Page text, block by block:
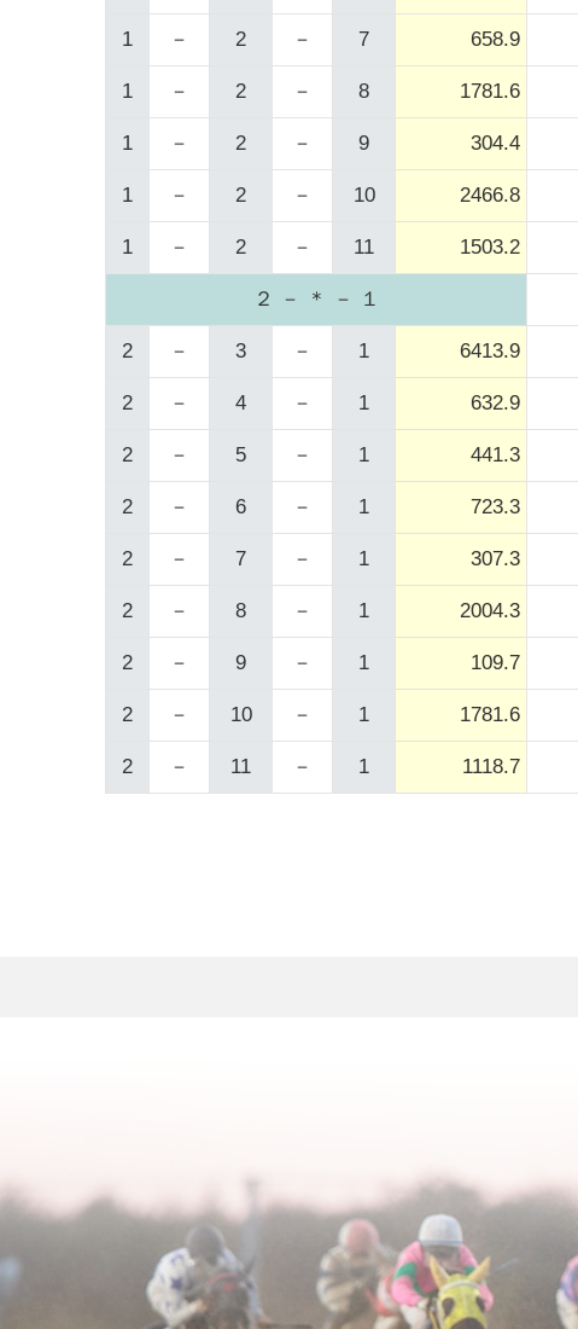
1 － 2 － 7 658.9
1 － 2 － 8 1781.6
1 － 2 － 9 304.4
1 － 2 － 10 2466.8
1 － 2 － 11 1503.2
２ － ＊ － １
2 － 3 － 1 6413.9
2 － 4 － 1 632.9
2 － 5 － 1 441.3
2 － 6 － 1 723.3
2 － 7 － 1 307.3
2 － 8 － 1 2004.3
2 － 9 － 1 109.7
2 － 10 － 1 1781.6
2 － 11 － 1 1118.7